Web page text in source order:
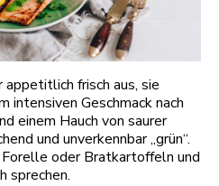
appetitlich frisch aus, sie
intensiven Geschmack nach
einem Hauch von saurer
und unverkennbar „grün“.
Forelle oder Bratkartoffeln und
sprechen.